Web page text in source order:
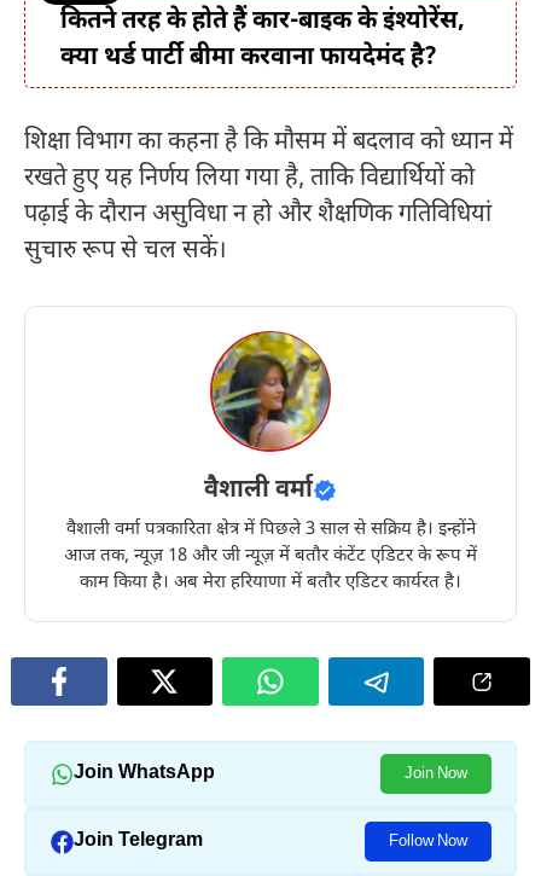
कितने तरह के होते हैं कार-बाइक के इंश्योरेंस,
क्या थर्ड पार्टी बीमा करवाना फायदेमंद है?
शिक्षा विभाग का कहना है कि मौसम में बदलाव को ध्यान में
रखते हुए यह निर्णय लिया गया है, ताकि विद्यार्थियों को
पढ़ाई के दौरान असुविधा न हो और शैक्षणिक गतिविधियां
सुचारु रूप से चल सकें।
वैशाली वर्मा
वैशाली वर्मा पत्रकारिता क्षेत्र में पिछले 3 साल से सक्रिय है। इन्होंने
आज तक, न्यूज़ 18 और जी न्यूज़ में बतौर कंटेंट एडिटर के रूप में
काम किया है। अब मेरा हरियाणा में बतौर एडिटर कार्यरत है।
Join WhatsApp Join Now
Join Telegram Follow Now